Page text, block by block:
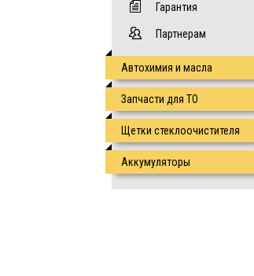
Гарантия
Партнерам
Автохимия и масла
Запчасти для ТО
Щетки стеклоочистителя
Аккумуляторы